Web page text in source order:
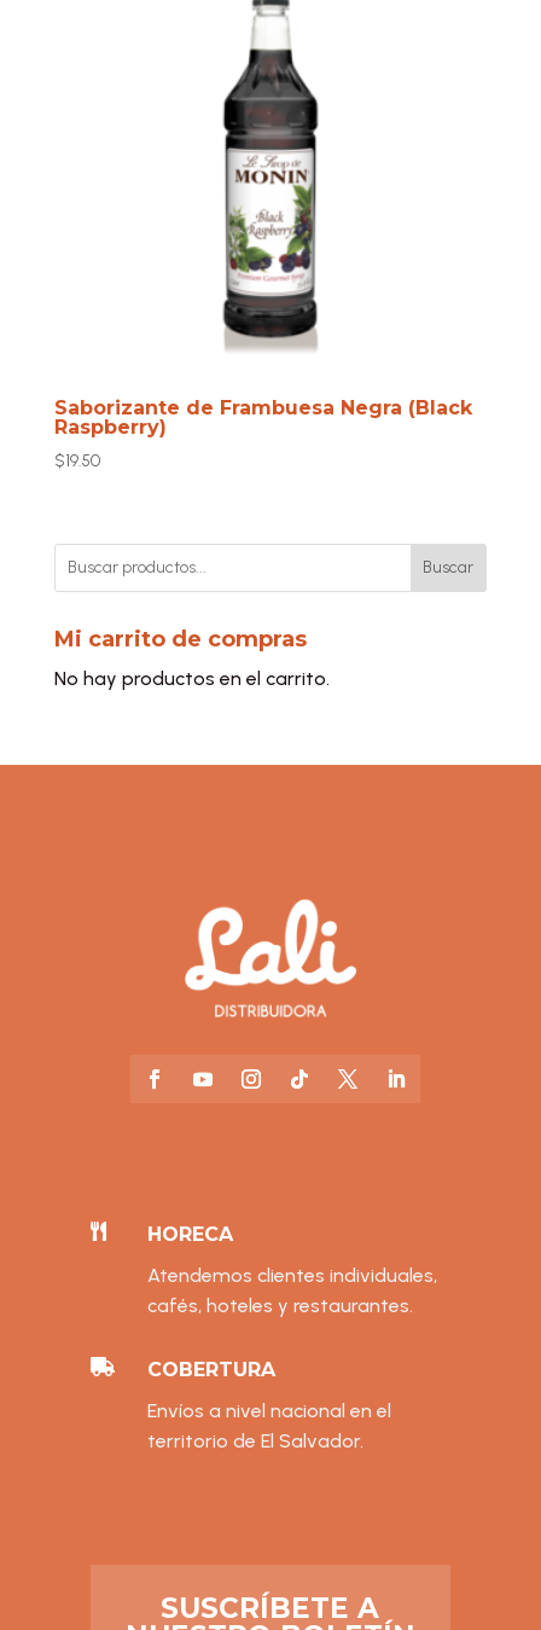
Saborizante de Frambuesa Negra (Black
Raspberry)
$19.50
Buscar
Mi carrito de compras
No hay productos en el carrito.

HORECA
Atendemos clientes individuales,
cafés, hoteles y restaurantes.

COBERTURA
Envíos a nivel nacional en el
territorio de El Salvador.
SUSCRÍBETE A